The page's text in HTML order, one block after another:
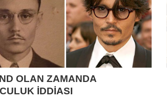
OLAN ZAMANDA
İDDİASI